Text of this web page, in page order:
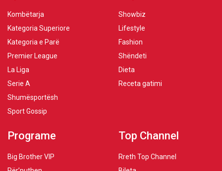
Kombëtarja
Kategoria Superiore
Kategoria e Parë
Premier League
La Liga
Serie A
Shumësportësh
Sport Gossip
Showbiz
Lifestyle
Fashion
Shëndeti
Dieta
Receta gatimi
Programe
Big Brother VIP
Top Channel
Rreth Top Channel